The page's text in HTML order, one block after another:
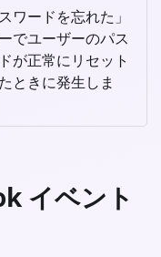
ワードを忘れた」
でユーザーのパス
が正常にリセット
ときに発生しま
イベント